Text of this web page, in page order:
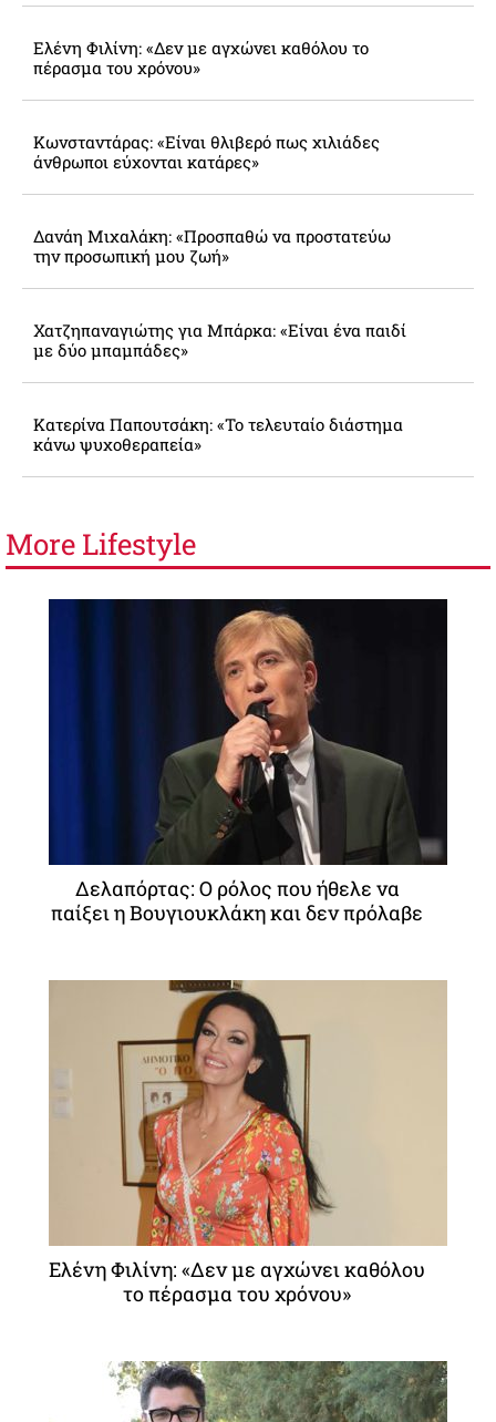
Ελένη Φιλίνη: «Δεν με αγχώνει καθόλου το
πέρασμα του χρόνου»
Κωνσταντάρας: «Είναι θλιβερό πως χιλιάδες
άνθρωποι εύχονται κατάρες»
Δανάη Μιχαλάκη: «Προσπαθώ να προστατεύω
την προσωπική μου ζωή»
Χατζηπαναγιώτης για Μπάρκα: «Είναι ένα παιδί
με δύο μπαμπάδες»
Κατερίνα Παπουτσάκη: «Το τελευταίο διάστημα
κάνω ψυχοθεραπεία»
More Lifestyle
Δελαπόρτας: Ο ρόλος που ήθελε να
παίξει η Βουγιουκλάκη και δεν πρόλαβε
Ελένη Φιλίνη: «Δεν με αγχώνει καθόλου
το πέρασμα του χρόνου»